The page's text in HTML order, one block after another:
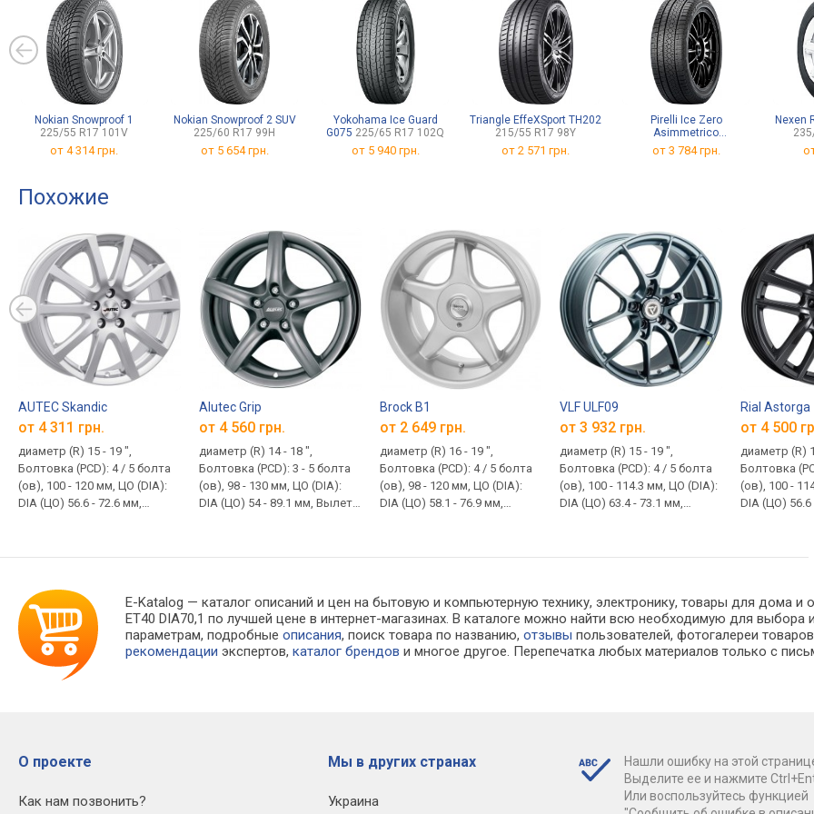
Nokian Snowproof 1
225/55 R17 101V
от4 314 грн.
Nokian Snowproof 2 SUV
225/60 R17 99H
от 5 654 грн.
Yokohama Ice Guard
G075 225/65 R17 102Q
от 5 940 грн.
Triangle EffeXSport TH202
215/55 R17 98Y
от2 571 грн.
Pirelli Ice Zero
Asimmetrico
225/55 R17 101H
от 3 784 грн.
Nexen
Похожие
AUTEC Skandic
от 4 311 грн.
диаметр (R) 15 - 19 ",
Болтовка (PCD): 4 / 5 болта
(ов), 100 - 120 мм, ЦО (DIA):
DIA (ЦО) 56.6 - 72.6 мм,
Alutec Grip
от 4 560 грн.
диаметр (R) 14 - 18 ",
Болтовка (PCD): 3 - 5 болта
(ов), 98 - 130 мм, ЦО (DIA):
DIA (ЦО) 54 - 89.1 мм, Вылет
Brock B1
от 2 649 грн.
диаметр (R) 16 - 19 ",
Болтовка (PCD): 4 / 5 болта
(ов), 98 - 120 мм, ЦО (DIA):
DIA (ЦО) 58.1 - 76.9 мм,
VLF ULF09
от 3 932 грн.
диаметр (R) 15 - 19 ",
Болтовка (PCD): 4 / 5 болта
(ов), 100 - 114.3 мм, ЦО (DIA):
DIA (ЦО) 63.4 - 73.1 мм,
Rial Astorga
от 4 500
диаметр (R)
Болтовка
(ов), 100 -
DIA (ЦО) 56.6
E-Katalog — каталог описаний и цен на бытовую и компьютерную технику, электронику, товары для дома
ET40 DIA70,1 по лучшей цене в интернет-магазинах. В каталоге можно найти всю необходимую для
параметрам, подробныеописания, поиск товара по названию,отзывы пользователей, фотогалереи
рекомендации экспертов,каталог брендов и многое другое. Перепечатка любых материалов только с
О проекте
Как нам позвонить?
Мы в других странах
Украина
Нашли ошибку на этой
Выделите ее и нажмите
Или воспользуйтесь функцией